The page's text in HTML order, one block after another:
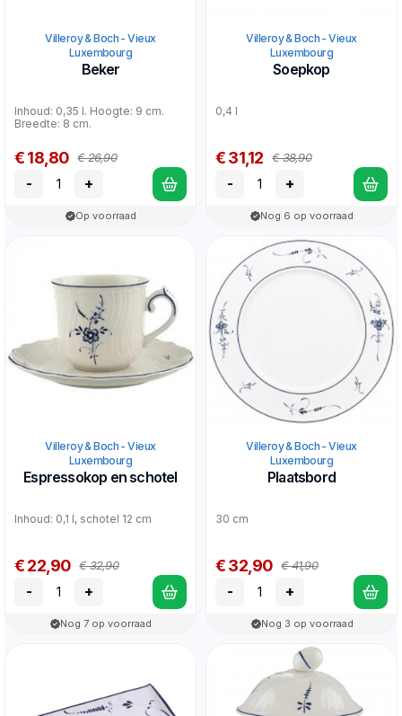
Villeroy & Boch - Vieux
Luxembourg
Beker
Inhoud: 0,35 l. Hoogte: 9 cm.
Breedte: 8 cm.
€ 18,80 € 26,90
- +
Op voorraad
Villeroy & Boch - Vieux
Luxembourg
Soepkop
0,4 l
€ 31,12 € 38,90
- +
Nog 6 op voorraad
Villeroy & Boch - Vieux
Luxembourg
Espressokop en schotel
Inhoud: 0,1 l, schotel 12 cm
€ 22,90 € 32,90
- +
Nog 7 op voorraad
Villeroy & Boch - Vieux
Luxembourg
Plaatsbord
30 cm
€ 32,90 € 41,90
- +
Nog 3 op voorraad